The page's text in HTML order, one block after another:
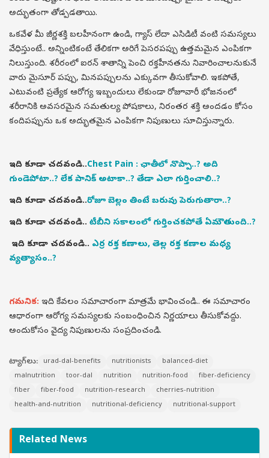
అద్భుతంగా తోడ్పడతాయి.
ఒకవేళ మీ జీర్ణశక్తి బలహీనంగా ఉండి, గ్యాస్ లేదా ఎసిడిటీ వంటి సమస్యలు
వేధిస్తుంటే.. అన్నింటికంటే తేలికగా అరిగే పెసరపప్పు ఉత్తమమైన ఎంపికగా
నిలుస్తుంది. శరీరంలో ఐరన్ శాతాన్ని పెంచి రక్తహీనతను నివారించాలనుకునే
వారు మైసూర్ పప్పు, మినపప్పులను ఎక్కువగా తీసుకోవాలి. ఇకపోతే,
ఎటువంటి ప్రత్యేక ఆరోగ్య ఇబ్బందులు లేకుండా రోజూవారీ భోజనంలో
శరీరానికి అవసరమైన సమతుల్య పోషకాలు, నిరంతర శక్తి అందడం కోసం
కందిపప్పును ఒక అద్భుతమైన ఎంపికగా నిపుణులు సూచిస్తున్నారు.
ఇది కూడా చదవండి..Chest Pain : ఛాతీలో నొప్పా..? అది
గుండెపోటా..? లేక పానిక్ అటాకా..? తేడా ఎలా గుర్తించాలి..?
ఇది కూడా చదవండి..రోజూ బెల్లం తింటే బరువు పెరుగుతారా..?
ఇది కూడా చదవండి.. టీబీని సకాలంలో గుర్తించకపోతే ఏమౌతుంది..?
ఇది కూడా చదవండి.. ఎర్ర రక్త కణాలు, తెల్ల రక్త కణాల మధ్య
వ్యత్యాసం..?
గమనిక: ఇది కేవలం సమాచారంగా మాత్రమే భావించండి.. ఈ సమాచారం
ఆధారంగా ఆరోగ్య సమస్యలకు సంబంధించిన నిర్ణయాలు తీసుకోవద్దు.
అందుకోసం వైద్య నిపుణులను సంప్రదించండి.
ట్యాగ్‌లు: urad-dal-benefits nutritionists
balanced-diet
malnutrition
toor-dal nutrition nutrition-food
fiber-deficiency
fiber
fiber-food nutrition-research
cherries-nutrition
health-and-nutrition
nutritional-deficiency nutritional-support
Related News